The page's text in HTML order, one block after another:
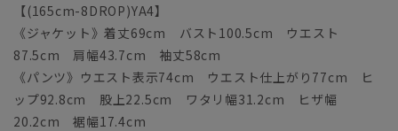
【(165cm-8DROP)YA4】
《ジャケット》着丈69cm バスト100.5cm ウエスト
87.5cm 肩幅43.7cm 袖丈58cm
《パンツ》ウエスト表示74cm ウエスト仕上がり77cm ヒ
ップ92.8cm 股上22.5cm ワタリ幅31.2cm ヒザ幅
20.2cm 裾幅17.4cm